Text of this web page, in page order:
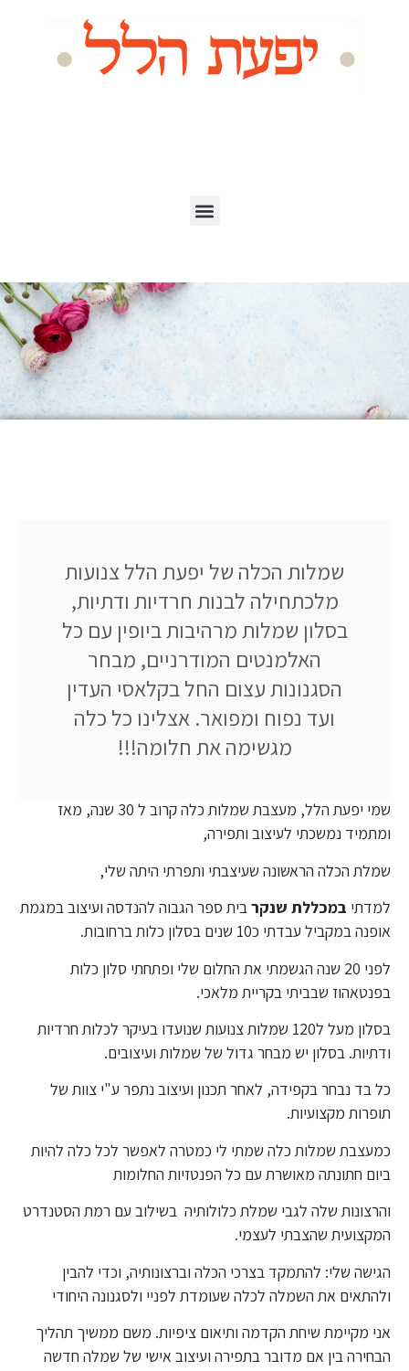
אודות
שמלות הכלה של יפעת הלל צנועות
מלכתחילה לבנות חרדיות ודתיות,
בסלון שמלות מרהיבות ביופין עם כל
האלמנטים המודרניים, מבחר
הסגנונות עצום החל בקלאסי העדין
ועד נפוח ומפואר. אצלינו כל כלה
מגשימה את חלומה!!!
שמי יפעת הלל, מעצבת שמלות כלה קרוב ל 30 שנה, מאז
ומתמיד נמשכתי לעיצוב ותפירה,
שמלת הכלה הראשונה שעיצבתי ותפרתי היתה שלי,
למדתי במכללת שנקרבית ספר הגבוה להנדסה ועיצוב במגמת
אופנה במקביל עבדתי כ10 שנים בסלון כלות ברחובות.
לפני 20 שנה הגשמתי את החלום שלי ופתחתי סלון כלות
בפנטאהוז שבביתי בקריית מלאכי.
בסלון מעל ל120 שמלות צנועות שנועדו בעיקר לכלות חרדיות
ודתיות. בסלון יש מבחר גדול של שמלות ועיצובים.
כל בד נבחר בקפידה, לאחר תכנון ועיצוב נתפר ע"י צוות של
תופרות מקצועיות.
כמעצבת שמלות כלה שמתי לי כמטרה לאפשר לכל כלה להיות
ביום חתונתה מאושרת עם כל הפנטזיות החלומות
והרצונות שלה לגבי שמלת כלולותיה בשילוב עם רמת הסטנדרט
המקצועית שהצבתי לעצמי.
הגישה שלי: להתמקד בצרכי הכלה וברצונותיה, וכדי להבין
ולהתאים את השמלה לכלה שעומדת לפניי ולסגנונה היחודי
אני מקיימת שיחת הקדמה ותיאום ציפיות. משם ממשיך תהליך
הבחירה בין אם מדובר בתפירה ועיצוב אישי של שמלה חדשה